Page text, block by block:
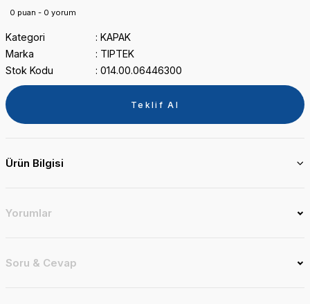
0 puan - 0 yorum
Kategori
KAPAK
Marka
TIPTEK
Stok Kodu
014.00.06446300
Teklif Al
Ürün Bilgisi
Yorumlar
Soru & Cevap